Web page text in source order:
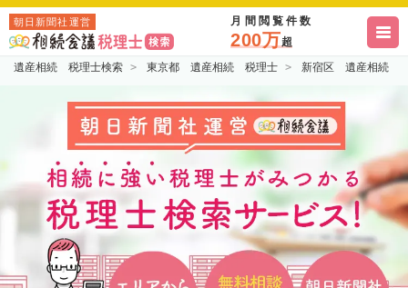
朝日新聞社運営 月間閲覧件数
200万超
遺産相続 税理士検索 東京都 遺産相続 税理士 新宿区 遺産相続